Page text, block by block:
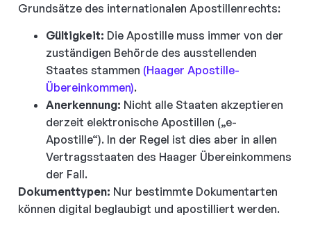
Grundsätze des internationalen Apostillenrechts:
Gültigkeit: Die Apostille muss immer von der
zuständigen Behörde des ausstellenden
Staates stammen (Haager Apostille-
Übereinkommen).
Anerkennung: Nicht alle Staaten akzeptieren
derzeit elektronische Apostillen („e-
Apostille“). In der Regel ist dies aber in allen
Vertragsstaaten des Haager Übereinkommens
der Fall.
Dokumenttypen: Nur bestimmte Dokumentarten
können digital beglaubigt und apostilliert werden.